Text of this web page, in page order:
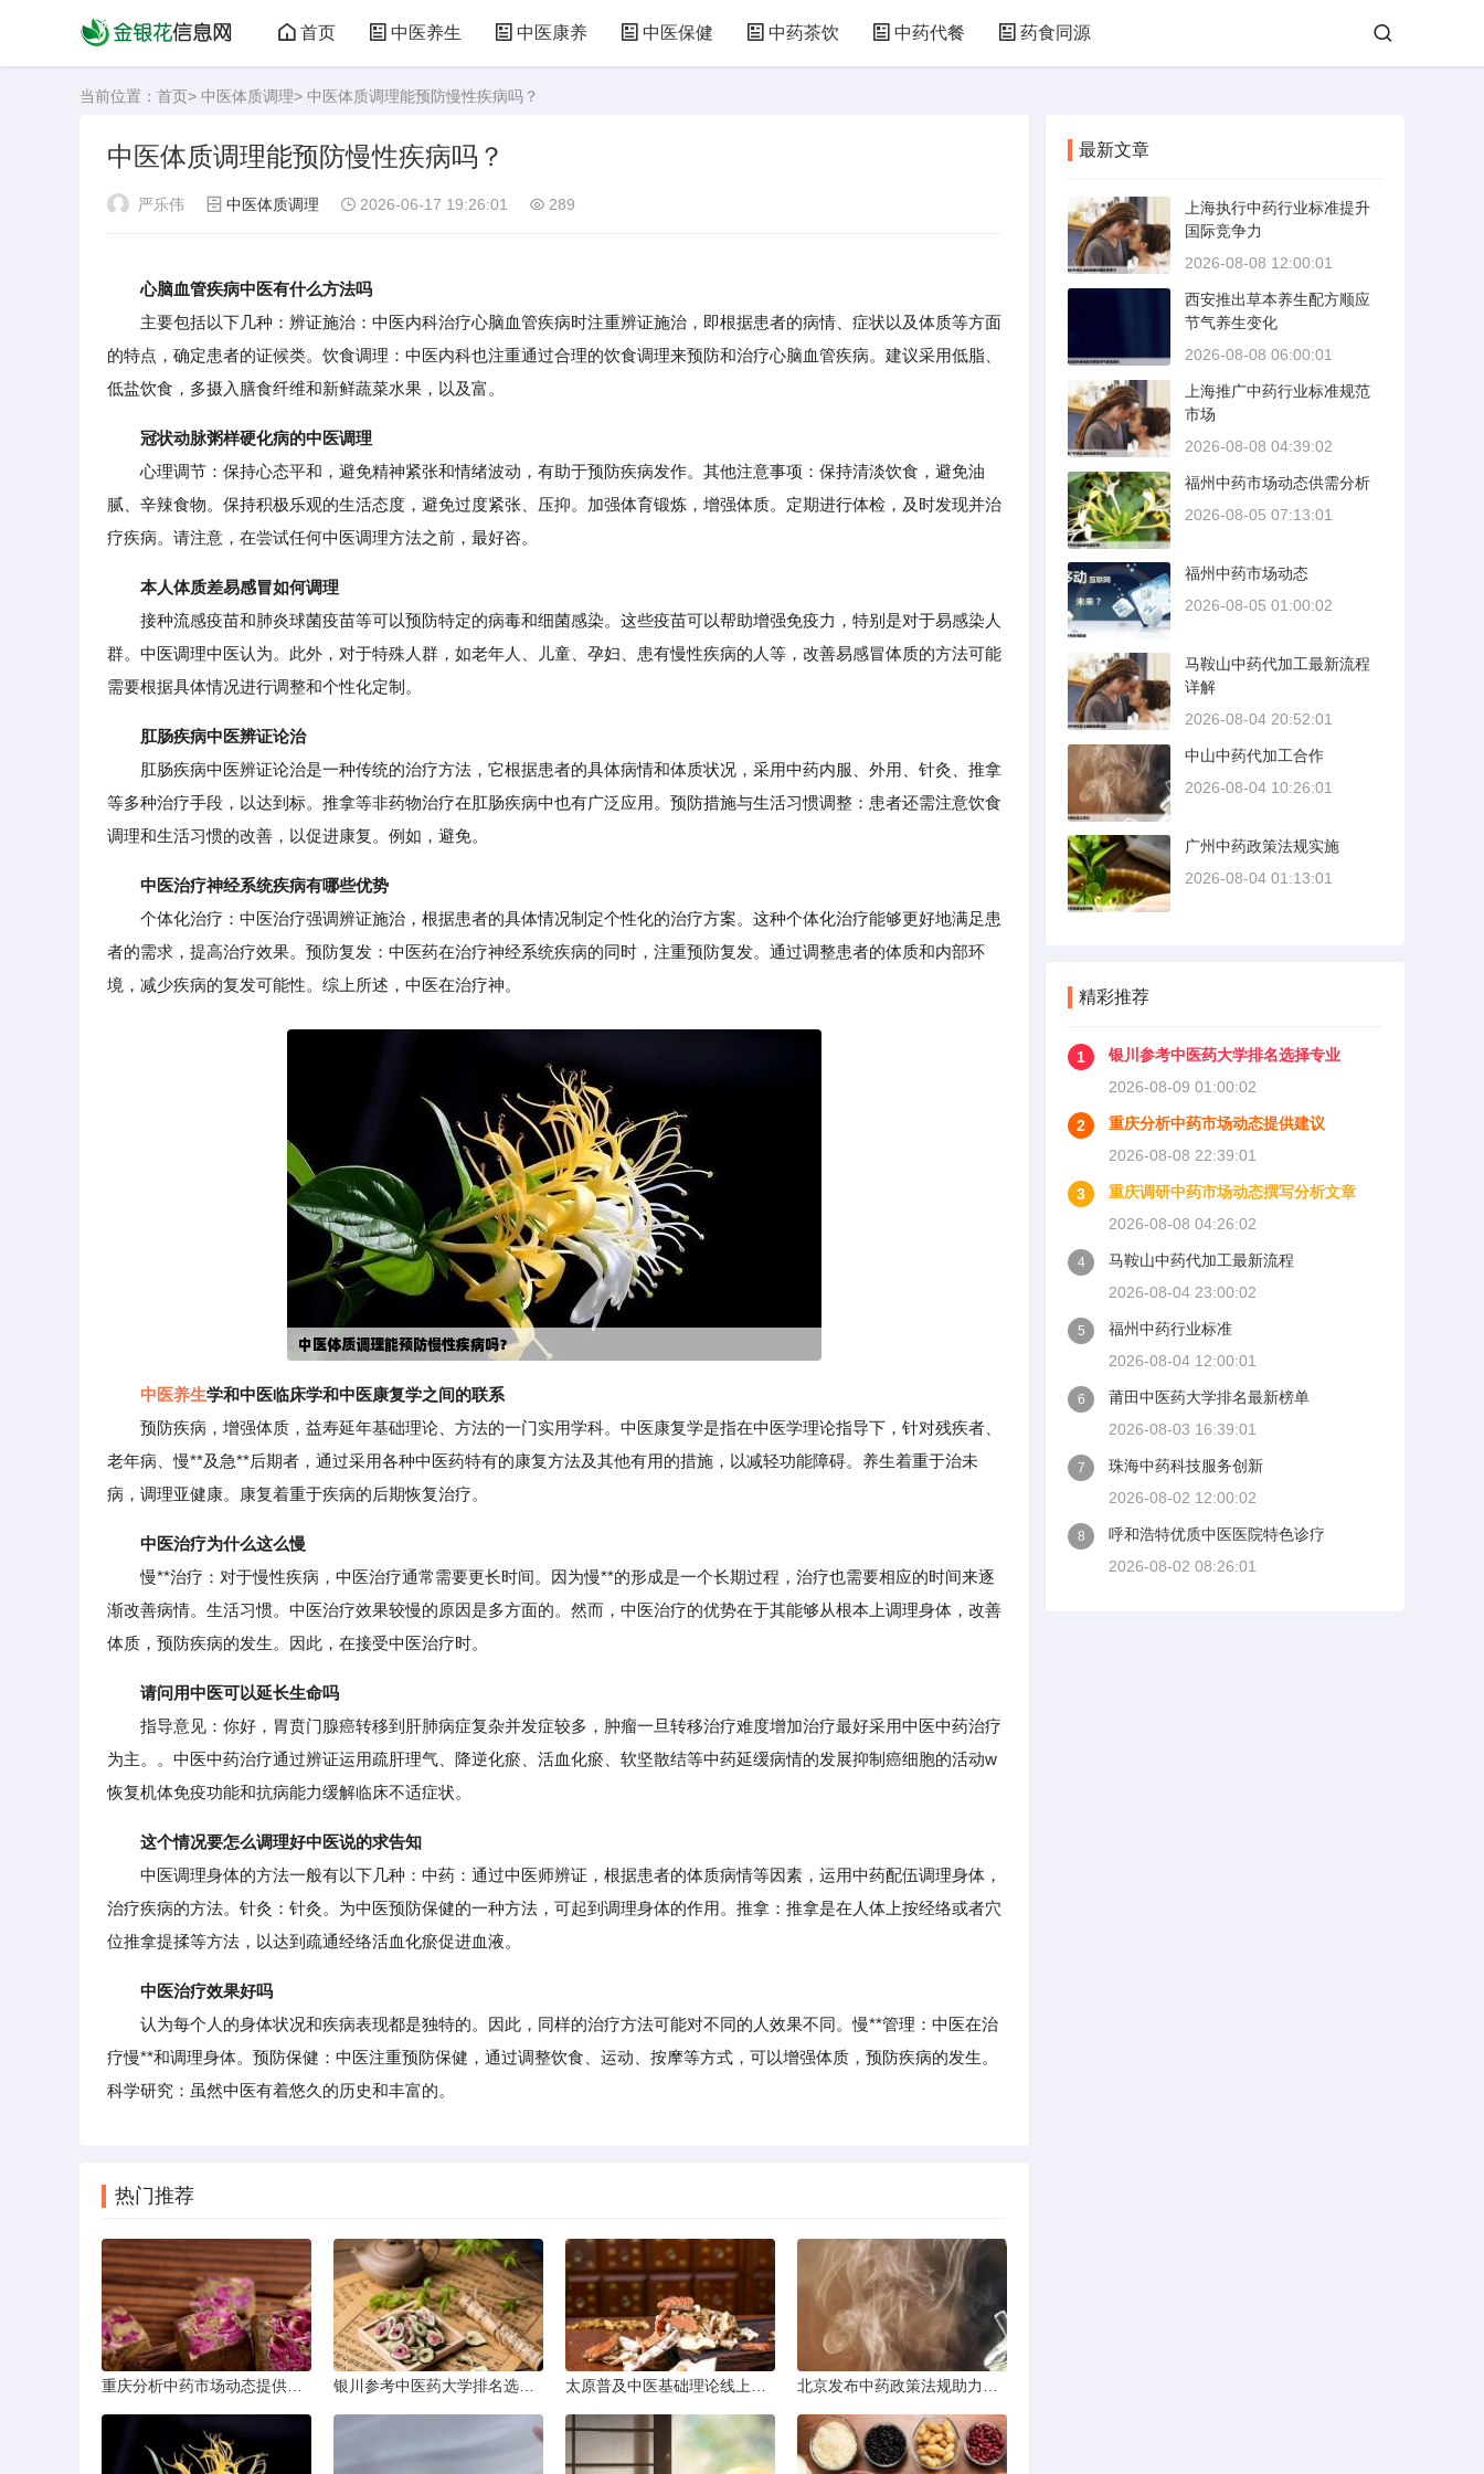
首页 中医养生 中医康养 中医保健 中药茶饮 中药代餐 药食同源
当前位置： 首页> 中医体质调理> 中医体质调理能预防慢性疾病吗？
中医体质调理能预防慢性疾病吗？
严乐伟 中医体质调理 2026-06-17 19:26:01 289
心脑血管疾病中医有什么方法吗
主要包括以下几种：辨证施治：中医内科治疗心脑血管疾病时注重辨证施治，即根据患者的病情、症状以及体质等方面
的特点，确定患者的证候类。饮食调理：中医内科也注重通过合理的饮食调理来预防和治疗心脑血管疾病。建议采用低脂、
低盐饮食，多摄入膳食纤维和新鲜蔬菜水果，以及富。
冠状动脉粥样硬化病的中医调理
心理调节：保持心态平和，避免精神紧张和情绪波动，有助于预防疾病发作。其他注意事项：保持清淡饮食，避免油
腻、辛辣食物。保持积极乐观的生活态度，避免过度紧张、压抑。加强体育锻炼，增强体质。定期进行体检，及时发现并治
疗疾病。请注意，在尝试任何中医调理方法之前，最好咨。
本人体质差易感冒如何调理
接种流感疫苗和肺炎球菌疫苗等可以预防特定的病毒和细菌感染。这些疫苗可以帮助增强免疫力，特别是对于易感染人
群。中医调理中医认为。此外，对于特殊人群，如老年人、儿童、孕妇、患有慢性疾病的人等，改善易感冒体质的方法可能
需要根据具体情况进行调整和个性化定制。
肛肠疾病中医辨证论治
肛肠疾病中医辨证论治是一种传统的治疗方法，它根据患者的具体病情和体质状况，采用中药内服、外用、针灸、推拿
等多种治疗手段，以达到标。推拿等非药物治疗在肛肠疾病中也有广泛应用。预防措施与生活习惯调整：患者还需注意饮食
调理和生活习惯的改善，以促进康复。例如，避免。
中医治疗神经系统疾病有哪些优势
个体化治疗：中医治疗强调辨证施治，根据患者的具体情况制定个性化的治疗方案。这种个体化治疗能够更好地满足患
者的需求，提高治疗效果。预防复发：中医药在治疗神经系统疾病的同时，注重预防复发。通过调整患者的体质和内部环
境，减少疾病的复发可能性。综上所述，中医在治疗神。
中医养生学和中医临床学和中医康复学之间的联系
预防疾病，增强体质，益寿延年基础理论、方法的一门实用学科。中医康复学是指在中医学理论指导下，针对残疾者、
老年病、慢**及急**后期者，通过采用各种中医药特有的康复方法及其他有用的措施，以减轻功能障碍。养生着重于治未
病，调理亚健康。康复着重于疾病的后期恢复治疗。
中医治疗为什么这么慢
慢**治疗：对于慢性疾病，中医治疗通常需要更长时间。因为慢**的形成是一个长期过程，治疗也需要相应的时间来逐
渐改善病情。生活习惯。中医治疗效果较慢的原因是多方面的。然而，中医治疗的优势在于其能够从根本上调理身体，改善
体质，预防疾病的发生。因此，在接受中医治疗时。
请问用中医可以延长生命吗
指导意见：你好，胃贲门腺癌转移到肝肺病症复杂并发症较多，肿瘤一旦转移治疗难度增加治疗最好采用中医中药治疗
为主。。中医中药治疗通过辨证运用疏肝理气、降逆化瘀、活血化瘀、软坚散结等中药延缓病情的发展抑制癌细胞的活动w
恢复机体免疫功能和抗病能力缓解临床不适症状。
这个情况要怎么调理好中医说的求告知
中医调理身体的方法一般有以下几种：中药：通过中医师辨证，根据患者的体质病情等因素，运用中药配伍调理身体，
治疗疾病的方法。针灸：针灸。为中医预防保健的一种方法，可起到调理身体的作用。推拿：推拿是在人体上按经络或者穴
位推拿提揉等方法，以达到疏通经络活血化瘀促进血液。
中医治疗效果好吗
认为每个人的身体状况和疾病表现都是独特的。因此，同样的治疗方法可能对不同的人效果不同。慢**管理：中医在治
疗慢**和调理身体。预防保健：中医注重预防保健，通过调整饮食、运动、按摩等方式，可以增强体质，预防疾病的发生。
科学研究：虽然中医有着悠久的历史和丰富的。
热门推荐
最新文章
上海执行中药行业标准提升
国际竞争力
2026-08-08 12:00:01
西安推出草本养生配方顺应
节气养生变化
2026-08-08 06:00:01
上海推广中药行业标准规范
市场
2026-08-08 04:39:02
福州中药市场动态供需分析
2026-08-05 07:13:01
福州中药市场动态
2026-08-05 01:00:02
马鞍山中药代加工最新流程
详解
2026-08-04 20:52:01
中山中药代加工合作
2026-08-04 10:26:01
广州中药政策法规实施
2026-08-04 01:13:01
精彩推荐
1
银川参考中医药大学排名选择专业
2026-08-09 01:00:02
2
重庆分析中药市场动态提供建议
2026-08-08 22:39:01
3
重庆调研中药市场动态撰写分析文章
2026-08-08 04:26:02
4
马鞍山中药代加工最新流程
2026-08-04 23:00:02
5
福州中药行业标准
2026-08-04 12:00:01
6
莆田中医药大学排名最新榜单
2026-08-03 16:39:01
7
珠海中药科技服务创新
2026-08-02 12:00:02
8
呼和浩特优质中医医院特色诊疗
2026-08-02 08:26:01